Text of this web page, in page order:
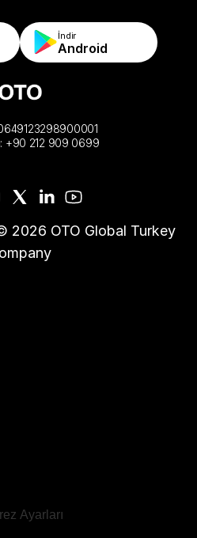
& Kurallar
İndir
Android
+90 212 909 0699
2026 OTO Global Turkey
Ayarları